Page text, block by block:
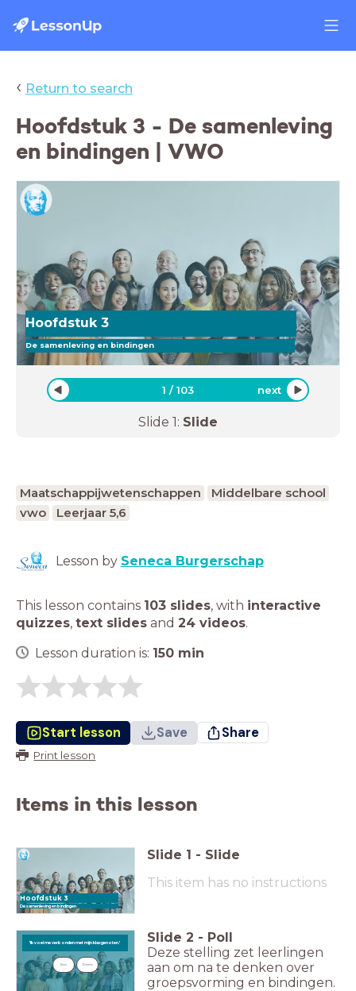
‹ Return to search
Hoofdstuk 3 - De samenleving
en bindingen | VWO
Hoofdstuk 3
De samenleving en bindingen
1 /103 next
Slide 1: Slide
Maatschappijwetenschappen
Middelbare school
vwo
Leerjaar 5,6
Lesson by Seneca Burgerschap
This lesson contains 103 slides, with interactive
quizzes, text slides and 24 videos.
Lesson duration is: 150 min
Start lesson Save Share
Print lesson
Items in this lesson
Hoofdstuk 3
De samenleving en bindingen
Slide 1 - Slide
This item has no instructions
'Ik voel me verbonden met mijn klasgenoten.'
Eens Oneens
Slide 2 - Poll
Deze stelling zet leerlingen
aan om na te denken over
groepsvorming en bindingen.